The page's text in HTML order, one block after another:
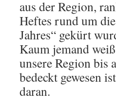
aus der Region,
Heftes rund um
Jahres“ gekürt
Kaum jemand
unsere Region bis
bedeckt gewesen
daran.